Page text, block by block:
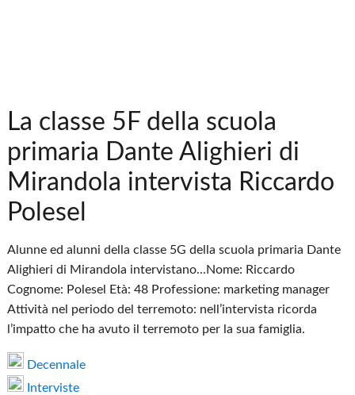
La classe 5F della scuola
primaria Dante Alighieri di
Mirandola intervista Riccardo
Polesel
Alunne ed alunni della classe 5G della scuola primaria Dante
Alighieri di Mirandola intervistano...Nome: Riccardo
Cognome: Polesel Età: 48 Professione: marketing manager
Attività nel periodo del terremoto: nell’intervista ricorda
l’impatto che ha avuto il terremoto per la sua famiglia.
Decennale
Interviste